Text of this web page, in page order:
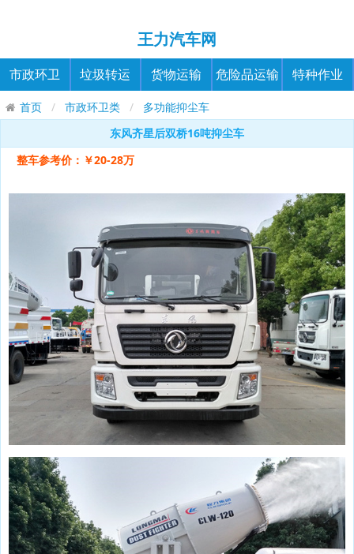
王力汽车网
市政环卫 垃圾转运 货物运输 危险品运输 特种作业
首页 市政环卫类
多功能抑尘车
东风齐星后双桥16吨抑尘车
整车参考价：￥20-28万